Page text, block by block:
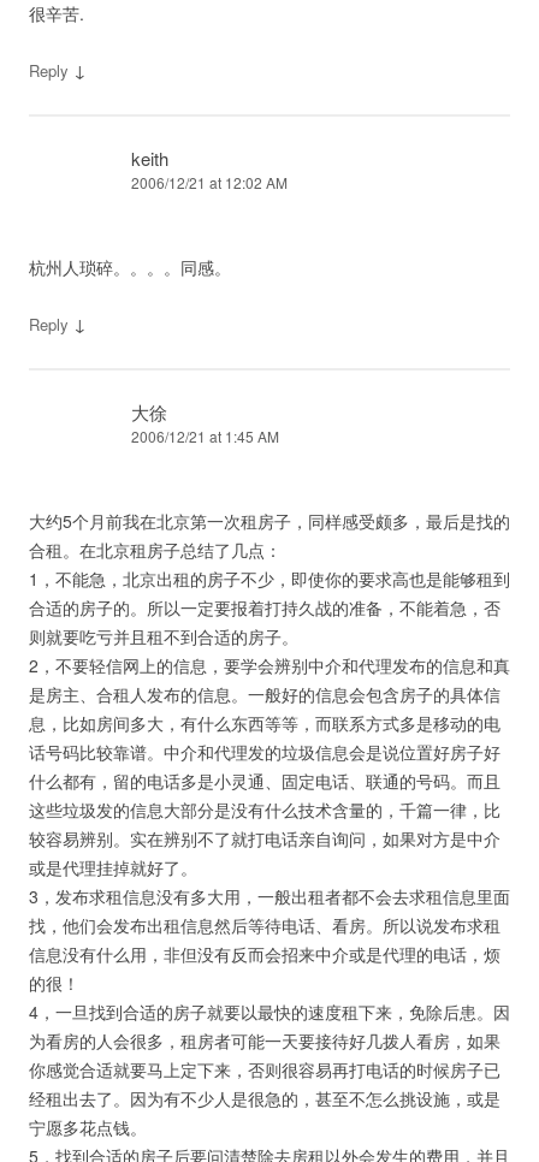
很辛苦.
Reply ↓
keith
2006/12/21 at 12:02 AM
杭州人琐碎。。。。同感。
Reply ↓
大徐
2006/12/21 at 1:45 AM
大约5个月前我在北京第一次租房子，同样感受颇多，最后是找的
合租。在北京租房子总结了几点：
1，不能急，北京出租的房子不少，即使你的要求高也是能够租到
合适的房子的。所以一定要报着打持久战的准备，不能着急，否
则就要吃亏并且租不到合适的房子。
2，不要轻信网上的信息，要学会辨别中介和代理发布的信息和真
是房主、合租人发布的信息。一般好的信息会包含房子的具体信
息，比如房间多大，有什么东西等等，而联系方式多是移动的电
话号码比较靠谱。中介和代理发的垃圾信息会是说位置好房子好
什么都有，留的电话多是小灵通、固定电话、联通的号码。而且
这些垃圾发的信息大部分是没有什么技术含量的，千篇一律，比
较容易辨别。实在辨别不了就打电话亲自询问，如果对方是中介
或是代理挂掉就好了。
3，发布求租信息没有多大用，一般出租者都不会去求租信息里面
找，他们会发布出租信息然后等待电话、看房。所以说发布求租
信息没有什么用，非但没有反而会招来中介或是代理的电话，烦
的很！
4，一旦找到合适的房子就要以最快的速度租下来，免除后患。因
为看房的人会很多，租房者可能一天要接待好几拨人看房，如果
你感觉合适就要马上定下来，否则很容易再打电话的时候房子已
经租出去了。因为有不少人是很急的，甚至不怎么挑设施，或是
宁愿多花点钱。
5，找到合适的房子后要问清楚除去房租以外会发生的费用，并且